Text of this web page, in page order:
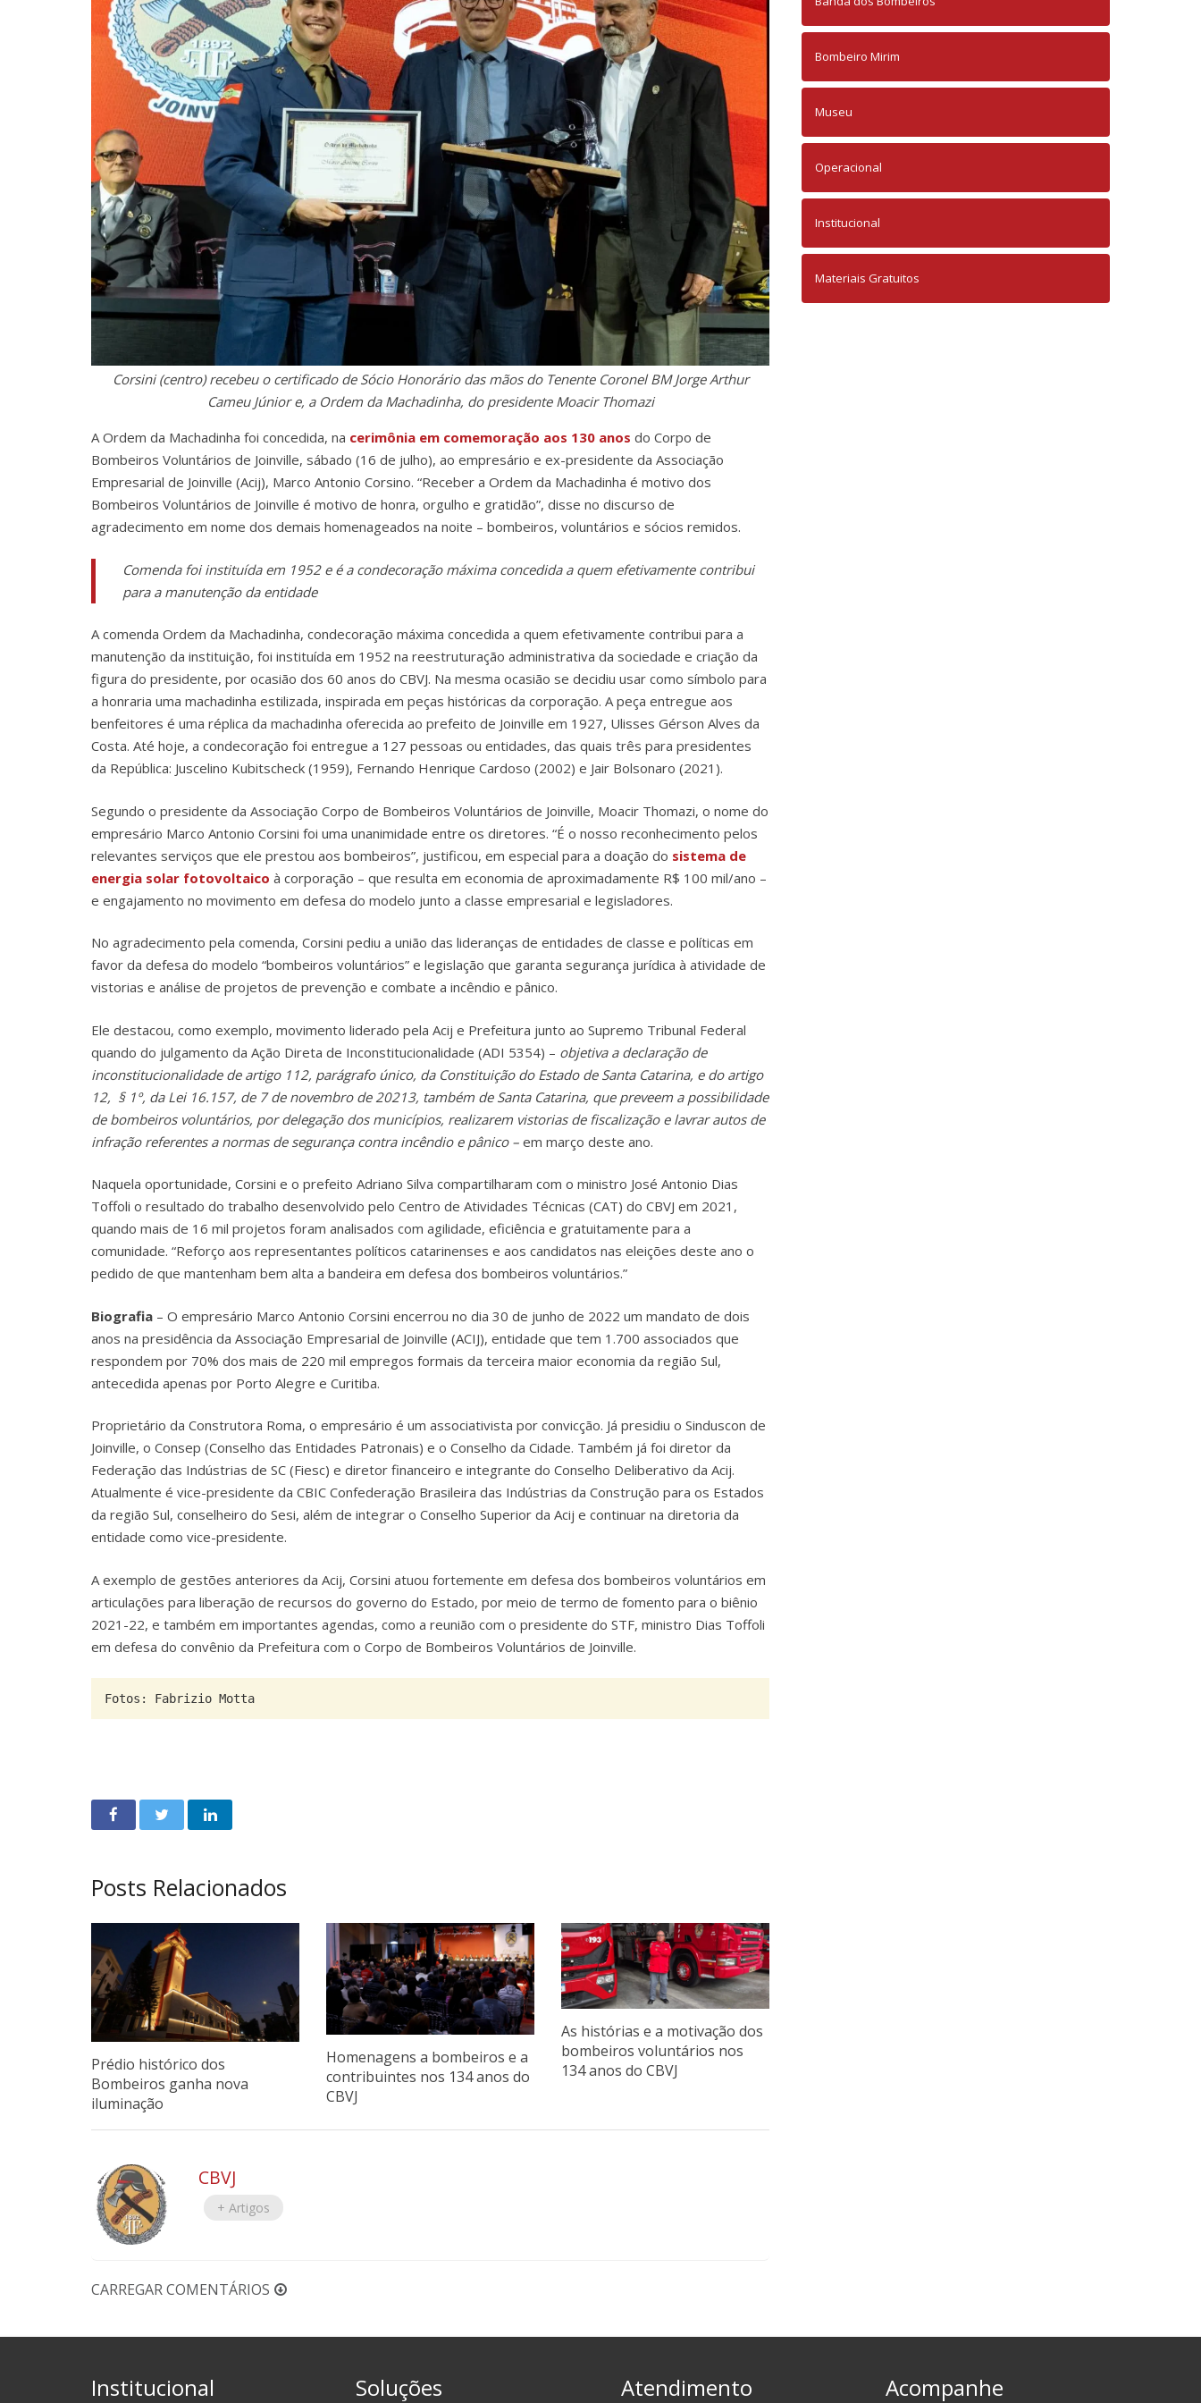
Corsini (centro) recebeu o certificado de Sócio Honorário das mãos do Tenente Coronel BM Jorge Arthur
Cameu Júnior e, a Ordem da Machadinha, do presidente Moacir Thomazi
A Ordem da Machadinha foi concedida, na cerimônia em comemoração aos 130 anos do Corpo de
Bombeiros Voluntários de Joinville, sábado (16 de julho), ao empresário e ex-presidente da Associação
Empresarial de Joinville (Acij), Marco Antonio Corsino. “Receber a Ordem da Machadinha é motivo dos
Bombeiros Voluntários de Joinville é motivo de honra, orgulho e gratidão”, disse no discurso de
agradecimento em nome dos demais homenageados na noite – bombeiros, voluntários e sócios remidos.
Comenda foi instituída em 1952 e é a condecoração máxima concedida a quem efetivamente contribui
para a manutenção da entidade
A comenda Ordem da Machadinha, condecoração máxima concedida a quem efetivamente contribui para a
manutenção da instituição, foi instituída em 1952 na reestruturação administrativa da sociedade e criação da
figura do presidente, por ocasião dos 60 anos do CBVJ. Na mesma ocasião se decidiu usar como símbolo para
a honraria uma machadinha estilizada, inspirada em peças históricas da corporação. A peça entregue aos
benfeitores é uma réplica da machadinha oferecida ao prefeito de Joinville em 1927, Ulisses Gérson Alves da
Costa. Até hoje, a condecoração foi entregue a 127 pessoas ou entidades, das quais três para presidentes
da República: Juscelino Kubitscheck (1959), Fernando Henrique Cardoso (2002) e Jair Bolsonaro (2021).
Segundo o presidente da Associação Corpo de Bombeiros Voluntários de Joinville, Moacir Thomazi, o nome do
empresário Marco Antonio Corsini foi uma unanimidade entre os diretores. “É o nosso reconhecimento pelos
relevantes serviços que ele prestou aos bombeiros”, justificou, em especial para a doação do sistema de
energia solar fotovoltaico à corporação – que resulta em economia de aproximadamente R$ 100 mil/ano –
e engajamento no movimento em defesa do modelo junto a classe empresarial e legisladores.
No agradecimento pela comenda, Corsini pediu a união das lideranças de entidades de classe e políticas em
favor da defesa do modelo “bombeiros voluntários” e legislação que garanta segurança jurídica à atividade de
vistorias e análise de projetos de prevenção e combate a incêndio e pânico.
Ele destacou, como exemplo, movimento liderado pela Acij e Prefeitura junto ao Supremo Tribunal Federal
quando do julgamento da Ação Direta de Inconstitucionalidade (ADI 5354) – objetiva a declaração de
inconstitucionalidade de artigo 112, parágrafo único, da Constituição do Estado de Santa Catarina, e do artigo
12, § 1º, da Lei 16.157, de 7 de novembro de 20213, também de Santa Catarina, que preveem a possibilidade
de bombeiros voluntários, por delegação dos municípios, realizarem vistorias de fiscalização e lavrar autos de
infração referentes a normas de segurança contra incêndio e pânico – em março deste ano.
Naquela oportunidade, Corsini e o prefeito Adriano Silva compartilharam com o ministro José Antonio Dias
Toffoli o resultado do trabalho desenvolvido pelo Centro de Atividades Técnicas (CAT) do CBVJ em 2021,
quando mais de 16 mil projetos foram analisados com agilidade, eficiência e gratuitamente para a
comunidade. “Reforço aos representantes políticos catarinenses e aos candidatos nas eleições deste ano o
pedido de que mantenham bem alta a bandeira em defesa dos bombeiros voluntários.”
Biografia – O empresário Marco Antonio Corsini encerrou no dia 30 de junho de 2022 um mandato de dois
anos na presidência da Associação Empresarial de Joinville (ACIJ), entidade que tem 1.700 associados que
respondem por 70% dos mais de 220 mil empregos formais da terceira maior economia da região Sul,
antecedida apenas por Porto Alegre e Curitiba.
Proprietário da Construtora Roma, o empresário é um associativista por convicção. Já presidiu o Sinduscon de
Joinville, o Consep (Conselho das Entidades Patronais) e o Conselho da Cidade. Também já foi diretor da
Federação das Indústrias de SC (Fiesc) e diretor financeiro e integrante do Conselho Deliberativo da Acij.
Atualmente é vice-presidente da CBIC Confederação Brasileira das Indústrias da Construção para os Estados
da região Sul, conselheiro do Sesi, além de integrar o Conselho Superior da Acij e continuar na diretoria da
entidade como vice-presidente.
A exemplo de gestões anteriores da Acij, Corsini atuou fortemente em defesa dos bombeiros voluntários em
articulações para liberação de recursos do governo do Estado, por meio de termo de fomento para o biênio
2021-22, e também em importantes agendas, como a reunião com o presidente do STF, ministro Dias Toffoli
em defesa do convênio da Prefeitura com o Corpo de Bombeiros Voluntários de Joinville.
Fotos: Fabrizio Motta
Posts Relacionados
Prédio histórico dos
Bombeiros ganha nova
iluminação
Homenagens a bombeiros e a
contribuintes nos 134 anos do
CBVJ
As histórias e a motivação dos
bombeiros voluntários nos
134 anos do CBVJ
CBVJ
+ Artigos
CARREGAR COMENTÁRIOS
Bombeiro Mirim
Museu
Operacional
Institucional
Materiais Gratuitos
Institucional Soluções Atendimento Acompanhe